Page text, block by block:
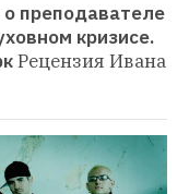
преподавателе
кризисе.
Рецензия Ивана